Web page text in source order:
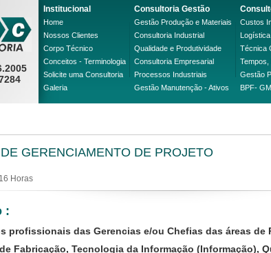
Institucional
Home
Nossos Clientes
Corpo Técnico
Conceitos - Terminologia
Solicite uma Consultoria
Galeria
Consultoria Gestão
Gestão Produção e Materiais
Consultoria Industrial
Qualidade e Produtividade
Consultoria Empresarial
Processos Industriais
Gestão Manutenção - Ativos
Custos
Técnica
Tempos,
Gestão
BPF-
GERENCIAMENTO DE PROJETO
Horas
:
profissionais das Gerencias e/ou Chefias das áreas de
Fabricação, Tecnologia da Informação (Informação),